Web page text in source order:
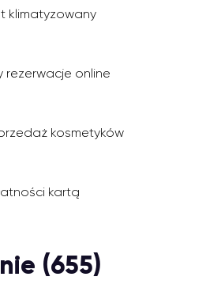
klimatyzowany
rezerwacje online
kosmetyków
kartą
(655)